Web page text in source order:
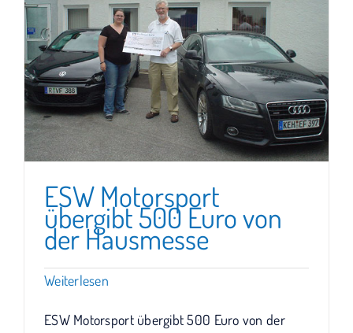
ESW Motorsport
übergibt 500 Euro von
der Hausmesse
Weiterlesen
ESW Motorsport übergibt 500 Euro von der